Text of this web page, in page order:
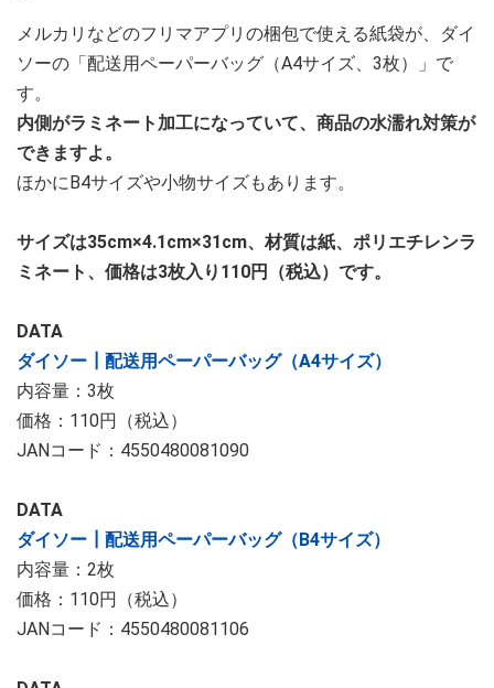
メルカリなどのフリマアプリの梱包で使える紙袋が、ダイ
ソーの「配送用ペーパーバッグ（A4サイズ、3枚）」で
す。
内側がラミネート加工になっていて、商品の水濡れ対策が
できますよ。
ほかにB4サイズや小物サイズもあります。
サイズは35cm×4.1cm×31cm、材質は紙、ポリエチレンラ
ミネート、価格は3枚入り110円（税込）です。
DATA
ダイソー┃配送用ペーパーバッグ（A4サイズ）
内容量：3枚
価格：110円（税込）
JANコード：4550480081090
DATA
ダイソー┃配送用ペーパーバッグ（B4サイズ）
内容量：2枚
価格：110円（税込）
JANコード：4550480081106